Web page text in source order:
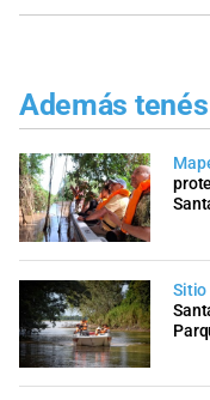
Además
Sitio